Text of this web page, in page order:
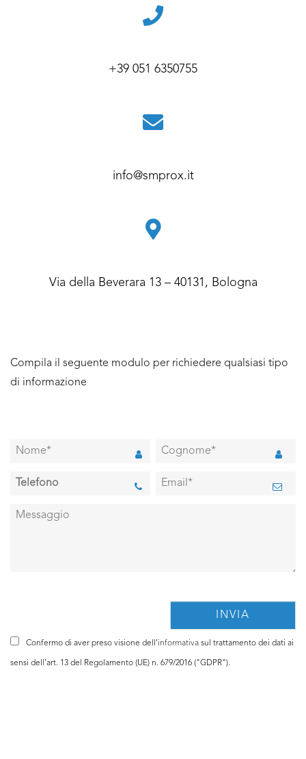
+39 051 6350755
info@smprox.it
Via della Beverara 13 – 40131, Bologna
Compila il seguente modulo per richiedere qualsiasi tipo
di informazione
Confermo di aver preso visione dell'informativa sul trattamento dei dati ai
sensi dell’art. 13 del Regolamento (UE) n. 679/2016 ("GDPR").